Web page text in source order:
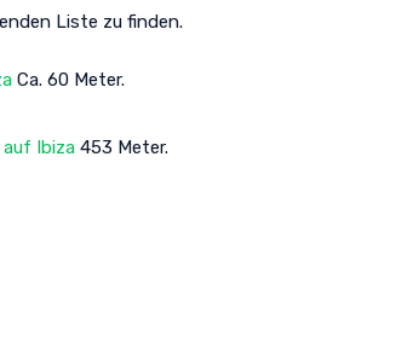
Liste zu finden.
Ca. 60 Meter.
auf Ibiza 453 Meter.